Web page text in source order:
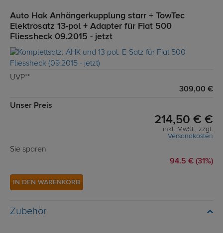
Auto Hak Anhängerkupplung starr + TowTec
Elektrosatz 13-pol + Adapter für Fiat 500
Fliessheck 09.2015 - jetzt
UVP**
309,00 €
Unser Preis
214,50 € €
inkl. MwSt., zzgl.
Versandkosten
Sie sparen
94.5 € (31%)
IN DEN WARENKORB
Zubehör